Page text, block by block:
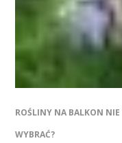
ROŚLINY NA BALKON NIE
WYBRAĆ?